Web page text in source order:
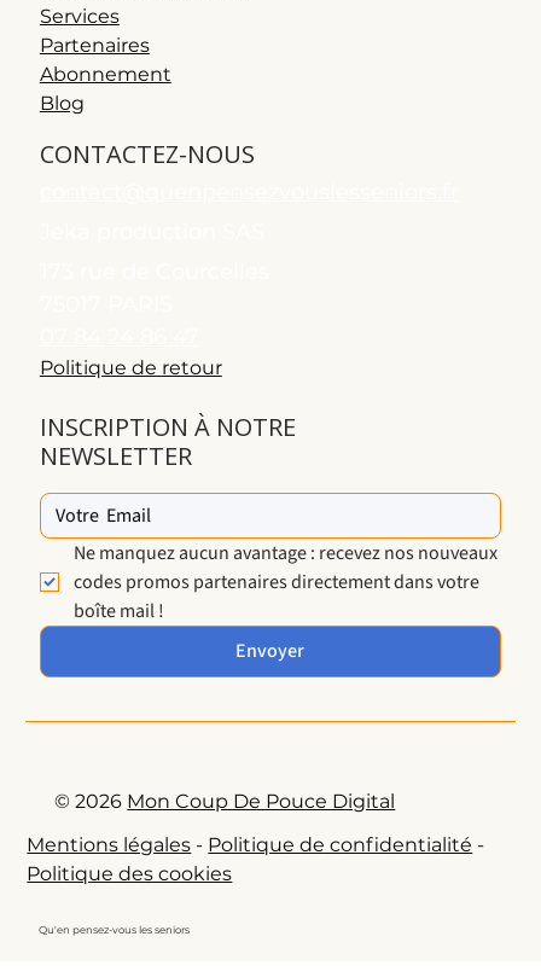
CONTACTEZ-NOUS
Services
Partenaires
Abonnement
Blog
Politique de retour
INSCRIPTION À NOTRE
NEWSLETTER
Ne manquez aucun avantage : recevez nos nouveaux
codes promos partenaires directement dans votre
boîte mail !
Envoyer
Qu'en pensez-vous les seniors
© 2026 Mon Coup De Pouce Digital
Mentions légales - Politique de confidentialité -
Politique des cookies